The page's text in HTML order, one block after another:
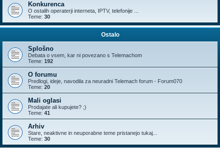
Konkurenca
O ostalih operaterji interneta, IPTV, telefonije ...
Teme: 30
Ostalo
Splošno
Debata o vsem, kar ni povezano s Telemachom
Teme: 192
O forumu
Predlogi, ideje, navodila za neuradni Telemach forum - Forum070
Teme: 20
Mali oglasi
Prodajate ali kupujete? ;)
Teme: 41
Arhiv
Stare, neaktivne in neuporabne teme pristanejo tukaj...
Teme: 30